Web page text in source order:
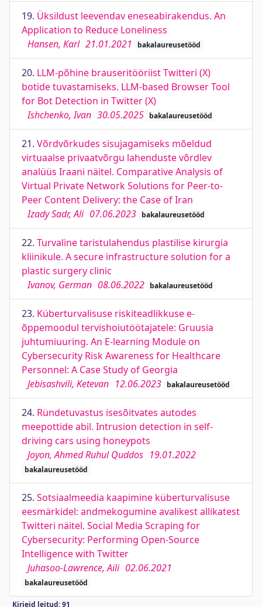
19. Üksildust leevendav eneseabirakendus. An
Application to Reduce Loneliness
Hansen, Karl 21.01.2021 bakalaureusetööd
20. LLM-põhine brauseritööriist Twitteri (X)
botide tuvastamiseks. LLM-based Browser Tool
for Bot Detection in Twitter (X)
Ishchenko, Ivan 30.05.2025 bakalaureusetööd
21. Võrdvõrkudes sisujagamiseks mõeldud
virtuaalse privaatvõrgu lahenduste võrdlev
analüüs Iraani näitel. Comparative Analysis of
Virtual Private Network Solutions for Peer-to-
Peer Content Delivery: the Case of Iran
Izady Sadr, Ali 07.06.2023 bakalaureusetööd
22. Turvaline taristulahendus plastilise kirurgia
kliinikule. A secure infrastructure solution for a
plastic surgery clinic
Ivanov, German 08.06.2022 bakalaureusetööd
23. Küberturvalisuse riskiteadlikkuse e-
õppemoodul tervishoiutöötajatele: Gruusia
juhtumiuuring. An E-learning Module on
Cybersecurity Risk Awareness for Healthcare
Personnel: A Case Study of Georgia
Jebisashvili, Ketevan 12.06.2023 bakalaureusetööd
24. Ründetuvastus isesõitvates autodes
meepottide abil. Intrusion detection in self-
driving cars using honeypots
Joyon, Ahmed Ruhul Quddos 19.01.2022
bakalaureusetööd
25. Sotsiaalmeedia kaapimine küberturvalisuse
eesmärkidel: andmekogumine avalikest allikatest
Twitteri näitel. Social Media Scraping for
Cybersecurity: Performing Open-Source
Intelligence with Twitter
Juhasoo-Lawrence, Aili 02.06.2021
bakalaureusetööd
Kirjeid leitud: 91